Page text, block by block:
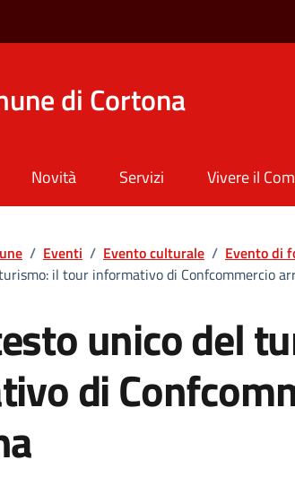
di Cortona
Novità Servizi Vivere il
/ Eventi / Evento culturale / Evento di
il tour informativo di Confcommercio
unico del
di